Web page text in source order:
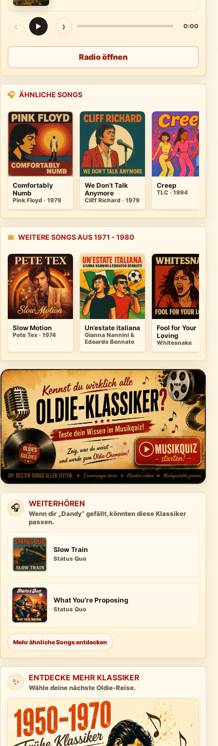
‹ ▶ › 0:00
Radio öffnen
🎧 ÄHNLICHE SONGS
Comfortably
Numb
Pink Floyd · 1979
We Don’t Talk
Anymore
Cliff Richard · 1979
Creep
TLC · 1994
📅 WEITERE SONGS AUS 1971 - 1980
Slow Motion
Pete Tex · 1974
Un’estate italiana
Gianna Nannini &
Edoardo Bennato
Fool for Your
Loving
Whitesnake
🎧 WEITERHÖREN
Wenn dir „Dandy“ gefällt, könnten diese Klassiker
passen.
Slow Train
Status Quo
What You're Proposing
Status Quo
Mehr ähnliche Songs entdecken
✨ ENTDECKE MEHR KLASSIKER
Wähle deine nächste Oldie-Reise.